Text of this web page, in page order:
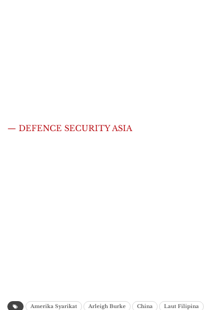
— DEFENCE SECURITY ASIA
Amerika Syarikat Arleigh Burke China
Laut Filipina